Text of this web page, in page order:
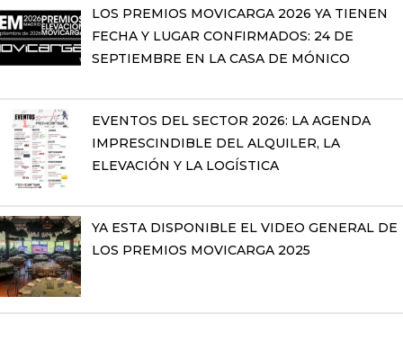
LOS PREMIOS MOVICARGA 2026 YA TIENEN
FECHA Y LUGAR CONFIRMADOS: 24 DE
SEPTIEMBRE EN LA CASA DE MÓNICO
EVENTOS DEL SECTOR 2026: LA AGENDA
IMPRESCINDIBLE DEL ALQUILER, LA
ELEVACIÓN Y LA LOGÍSTICA
YA ESTA DISPONIBLE EL VIDEO GENERAL DE
LOS PREMIOS MOVICARGA 2025